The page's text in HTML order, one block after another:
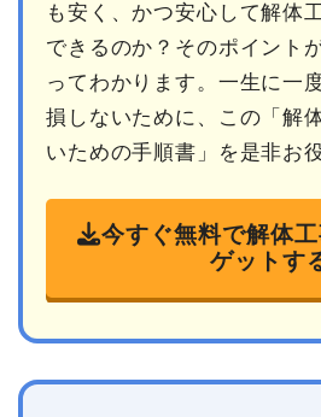
も安く、かつ安心して解体
できるのか？そのポイント
ってわかります。一生に一
損しないために、この「解
いための手順書」を是非お
今すぐ無料で解体
ゲットす